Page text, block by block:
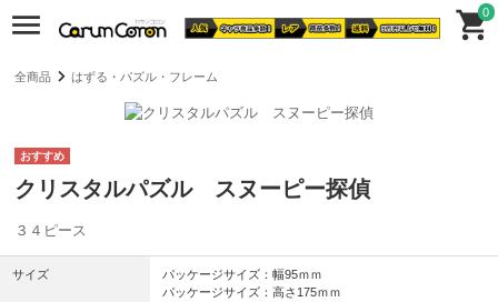
0
全商品 はずる・パズル・フレーム
クリスタルパズル スヌーピー探偵
３４ピース
サイズ
パッケージサイズ：幅95ｍｍ
パッケージサイズ：高さ175ｍｍ